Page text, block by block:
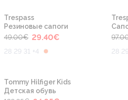
Trespass
Резиновые сапоги
49.00€ 29.40€
28 29 31 +4 28
-50%
Tommy Hilfiger Kids
Детская обувь